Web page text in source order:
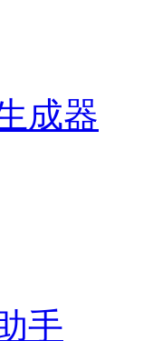
成器
手